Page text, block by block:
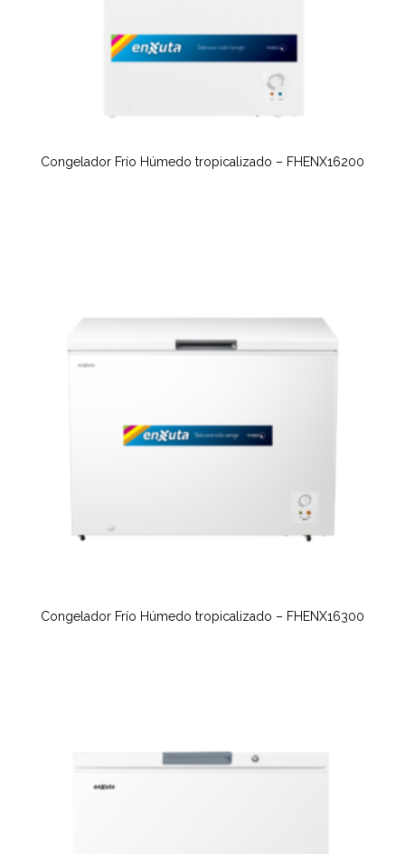
Congelador Frío Húmedo tropicalizado – FHENX16200
Congelador Frío Húmedo tropicalizado – FHENX16300